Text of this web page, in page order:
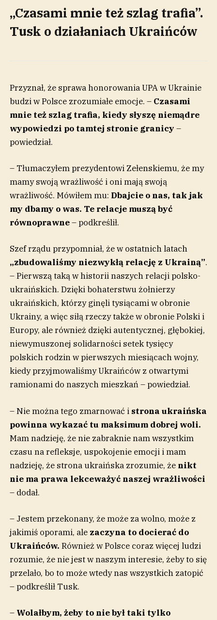
„Czasami mnie też szlag trafia”.
Tusk o działaniach Ukraińców
Przyznał, że sprawa honorowania UPA w Ukrainie
budzi w Polsce zrozumiałe emocje. – Czasami
mnie też szlag trafia, kiedy słyszę niemądre
wypowiedzi po tamtej stronie granicy –
powiedział.
– Tłumaczyłem prezydentowi Zełenskiemu, że my
mamy swoją wrażliwość i oni mają swoją
wrażliwość. Mówiłem mu: Dbajcie o nas, tak jak
my dbamy o was. Te relacje muszą być
równoprawne– podkreślił.
Szef rządu przypomniał, że w ostatnich latach
„zbudowaliśmy niezwykłą relację z Ukrainą”.
– Pierwszą taką w historii naszych relacji polsko-
ukraińskich. Dzięki bohaterstwu żołnierzy
ukraińskich, którzy ginęli tysiącami w obronie
Ukrainy, a więc siłą rzeczy także w obronie Polski i
Europy, ale również dzięki autentycznej, głębokiej,
niewymuszonej solidarności setek tysięcy
polskich rodzin w pierwszych miesiącach wojny,
kiedy przyjmowaliśmy Ukraińców z otwartymi
ramionami do naszych mieszkań – powiedział.
– Nie można tego zmarnować i strona ukraińska
powinna wykazać tu maksimum dobrej woli.
Mam nadzieję, że nie zabraknie nam wszystkim
czasu na refleksje, uspokojenie emocji i mam
nadzieję, że strona ukraińska zrozumie, że nikt
nie ma prawa lekceważyć naszej wrażliwości
– dodał.
– Jestem przekonany, że może za wolno, może z
jakimiś oporami, ale zaczyna to docierać do
Ukraińców. Również w Polsce coraz więcej ludzi
rozumie, że nie jest w naszym interesie, żeby to się
przelało, bo to może wtedy nas wszystkich zatopić
– podkreślił Tusk.
– Wolałbym, żeby to nie był taki tylko